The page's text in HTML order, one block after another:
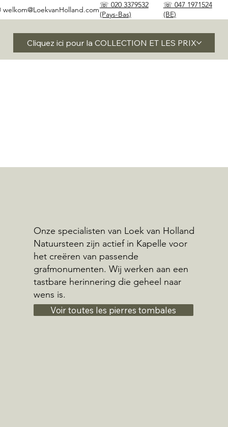
☏ 020 3379532
(Pays-Bas)
☏ 047 1971524
(BE)
welkom@LoekvanHolland.com
Cliquez ici pour la COLLECTION ET LES PRIX
Onze specialisten van Loek van Holland
Natuursteen zijn actief in Kapelle voor
het creëren van passende
grafmonumenten. Wij werken aan een
tastbare herinnering die geheel naar
wens is.
Voir toutes les pierres tombales